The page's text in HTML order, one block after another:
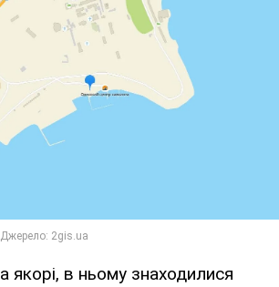
якорі, в ньому знаходилися